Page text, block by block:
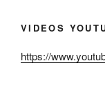
VIDEOS
https://